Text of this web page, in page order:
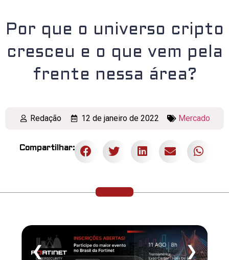
Por que o universo cripto
cresceu e o que vem pela
frente nessa área?
Redação 12 de janeiro de 2022 Mercado
Compartilhar:
❮ ❯